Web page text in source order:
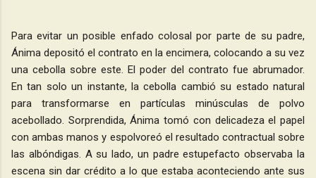
Para evitar un posible enfado colosal por parte de su padre,
Ánima depositó el contrato en la encimera, colocando a su vez
una cebolla sobre este. El poder del contrato fue abrumador.
En tan solo un instante, la cebolla cambió su estado natural
para transformarse en partículas minúsculas de polvo
acebollado. Sorprendida, Ánima tomó con delicadeza el papel
con ambas manos y espolvoreó el resultado contractual sobre
las albóndigas. A su lado, un padre estupefacto observaba la
escena sin dar crédito a lo que estaba aconteciendo ante sus